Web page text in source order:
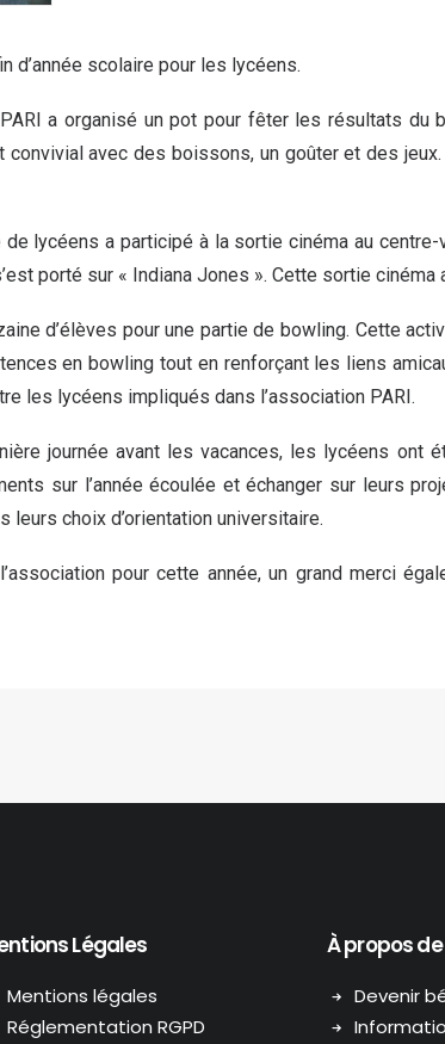
d’année scolaire pour les lycéens.
a organisé un pot pour fêter les résultats
convivial avec des boissons, un goûter et des
lycéens a participé à la sortie cinéma au
porté sur « Indiana Jones ». Cette sortie
d’élèves pour une partie de bowling. Cette
en bowling tout en renforçant les liens
les lycéens impliqués dans l’association PARI.
journée avant les vacances, les lycéens
sur l’année écoulée et échanger sur leurs
choix d’orientation universitaire.
pour cette année, un grand merci
Légales
Mentions légales
Réglementation RGPD
À propos de
Devenir